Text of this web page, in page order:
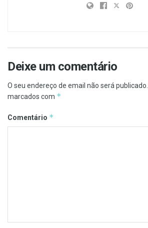
Deixe um comentário
O seu endereço de email não será publicado.
marcados com *
Comentário *